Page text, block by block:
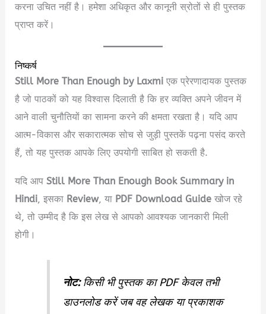
करना उचित नहीं है। हमेशा अधिकृत और कानूनी स्रोतों से ही पुस्तक
प्राप्त करें।
निष्कर्ष
Still More Than Enough by Laxmi एक प्रेरणादायक पुस्तक
है जो पाठकों को यह विश्वास दिलाती है कि हर व्यक्ति अपने जीवन में
आने वाली चुनौतियों का सामना करने की क्षमता रखता है। यदि आप
आत्म-विकास और सकारात्मक सोच से जुड़ी पुस्तकें पढ़ना पसंद करते
हैं, तो यह पुस्तक आपके लिए उपयोगी साबित हो सकती है.
यदि आपStill More Than Enough Book Summary in
Hindi, इसका Review, या PDF Download Guide खोज रहे
थे, तो उम्मीद है कि इस लेख से आपको आवश्यक जानकारी मिली
होगी।
नोट:किसी भी पुस्तक का PDF केवल तभी
डाउनलोड करें जब वह लेखक या प्रकाशक